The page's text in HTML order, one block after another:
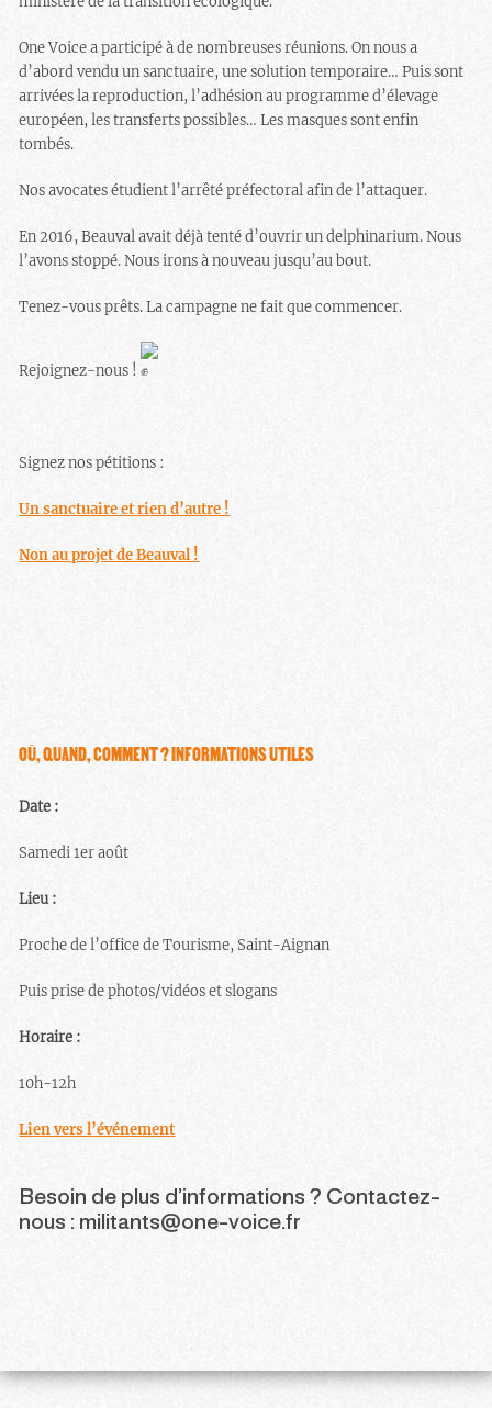
One Voice a participé à de nombreuses réunions. On nous a
d’abord vendu un sanctuaire, une solution temporaire… Puis sont
arrivées la reproduction, l’adhésion au programme d’élevage
européen, les transferts possibles… Les masques sont enfin
tombés.
Nos avocates étudient l’arrêté préfectoral afin de l’attaquer.
En 2016, Beauval avait déjà tenté d’ouvrir un delphinarium. Nous
l’avons stoppé. Nous irons à nouveau jusqu’au bout.
Tenez-vous prêts. La campagne ne fait que commencer.
Rejoignez-nous !
Signez nos pétitions :
Un sanctuaire et rien d’autre !
Non au projet de Beauval !
OÙ, QUAND, COMMENT ? INFORMATIONS UTILES
Date :
Samedi 1er août
Lieu :
Proche de l’office de Tourisme, Saint-Aignan
Puis prise de photos/vidéos et slogans
Horaire :
10h-12h
Lien vers l’événement
Besoin de plus d’informations ? Contactez-
nous : militants@one-voice.fr